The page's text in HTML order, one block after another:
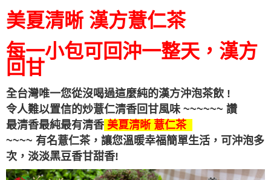
美夏清晰 漢方薏仁茶
每一小包可回沖一整天，漢方
回甘
全台灣唯一您從沒喝過這麼純的漢方沖泡茶飲 !
令人難以置信的炒薏仁清香回甘風味 ~~~~~~ 讚
最清香最純最有清香 美夏清晰 薏仁茶
~~~~ 有名薏仁茶，讓您溫暖幸福簡單生活，可沖泡多
次， 淡淡黑豆香甘甜香!